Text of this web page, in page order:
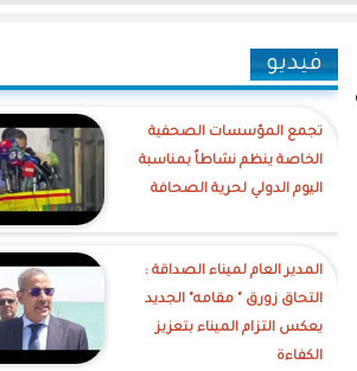
فيديو
تجمع المؤسسات الصحفية
الخاصة ينظم نشاطاً بمناسبة
اليوم الدولي لحرية الصحافة
‎المدير العام لميناء الصداقة :
التحاق زورق " مقامه" الجديد
يعكس التزام الميناء بتعزيز
الكفاءة